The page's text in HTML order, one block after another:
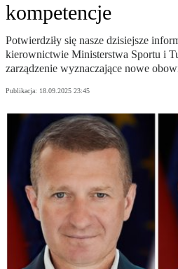
kompetencje
Potwierdziły się nasze dzisiejsze
kierownictwie Ministerstwa Sportu i
zarządzenie wyznaczające nowe
Publikacja: 18.09.2025 23:45